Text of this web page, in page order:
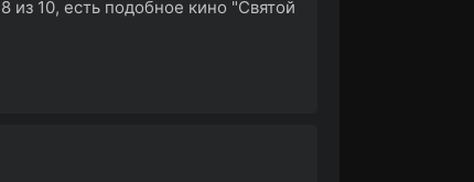
из 10, есть подобное кино "Святой